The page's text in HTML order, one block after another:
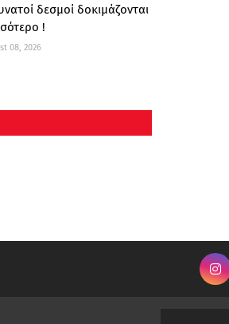
δεσμοί δοκιμάζονται
!
08, 2026